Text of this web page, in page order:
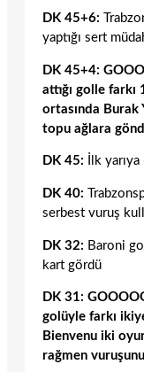
DK 45+6:
yaptığı sert
DK 45+4:
attığı golle farkı
ortasında Burak
topu ağlara
DK 45: İlk
DK 40:
serbest vuruş
DK 32: Baroni
kart gördü
DK 31:
golüyle farkı
Bienvenu iki
rağmen